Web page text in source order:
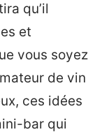
qu’il
et
vous soyez
de vin
ces idées
bar qui